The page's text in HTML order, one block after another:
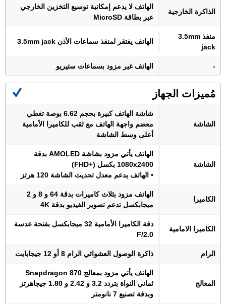
الذاكرة الخارجية
الهاتف لا يدعم إمكانية توسيع التخزين الخارجي
عبر بطاقة MicroSD
منفذ 3.5mm
jack
الهاتف يفتقر لمنفذ سماعات الأذن 3.5mm jack
- الهاتف غير مزود بسماعات ستيريو
مُميزات الجهاز
الشاشة
شاشة الهاتف كبيرة بحجم 6.62 بوصة تغطي
معضم واجهة الهاتف مع ثقب للكاميرا الأمامية
أعلى وسط الشاشة
الشاشة
الهاتف يأتي مزود بشاشة AMOLED بدقة
1080x2400 بكسل (+FHD)
• الهاتف يدعم معدل تحديث الشاشة 120 هرتز
الكاميرا
الهاتف مزود بثلاث كاميرات بدقة 64 و 8 و 2
ميجابكسل تدعم تصوير الفيديو بدقة 4K
الكاميرا الامامية
دقة الكاميرا الأمامية 32 ميجابكسل بفتحة عدسة
F/2.0
الرام ذاكرة الوصول العشوائي الرام 8 أو 12 جيجابايت
المعالج
الهاتف يأتي مزود بمعالج Snapdragon 870
ثماني النواة بتردد 3.2 و 2.42 و 1.80 جيجاهرتز
وبدقة تصنيع 7 نانومتر